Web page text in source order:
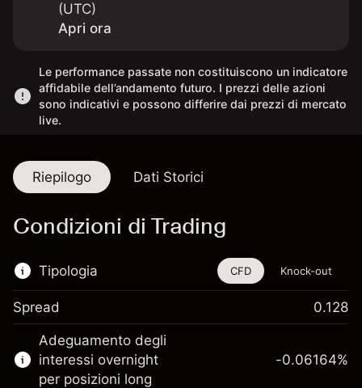
(UTC)
Apri ora
Le performance passate non costituiscono un indicatore
affidabile dell’andamento futuro. I prezzi delle azioni
sono indicativi e possono differire dai prezzi di mercato
live.
Riepilogo Dati Storici
Condizioni di Trading
Tipologia
Questo strumento finanziario è disponibile
per il trading di CFD e knock-out.
Scopri di più su:
CFD Knock-out
Spread 0.128
Adeguamento degli
interessi overnight
per posizioni long
-0.06164%